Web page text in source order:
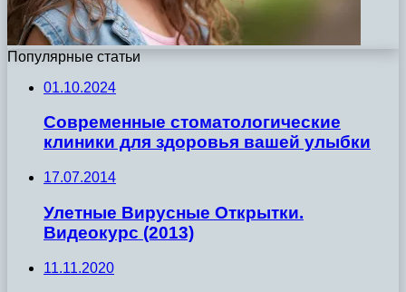
Популярные статьи
01.10.2024
Современные стоматологические
клиники для здоровья вашей улыбки
17.07.2014
Улетные Вирусные Открытки.
Видеокурс (2013)
11.11.2020